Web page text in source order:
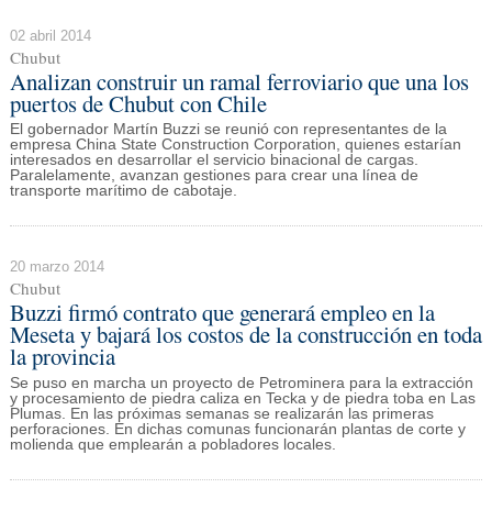
02 abril 2014
Chubut
Analizan construir un ramal ferroviario que una los
puertos de Chubut con Chile
El gobernador Martín Buzzi se reunió con representantes de la
empresa China State Construction Corporation, quienes estarían
interesados en desarrollar el servicio binacional de cargas.
Paralelamente, avanzan gestiones para crear una línea de
transporte marítimo de cabotaje.
20 marzo 2014
Chubut
Buzzi firmó contrato que generará empleo en la
Meseta y bajará los costos de la construcción en toda
la provincia
Se puso en marcha un proyecto de Petrominera para la extracción
y procesamiento de piedra caliza en Tecka y de piedra toba en Las
Plumas. En las próximas semanas se realizarán las primeras
perforaciones. En dichas comunas funcionarán plantas de corte y
molienda que emplearán a pobladores locales.